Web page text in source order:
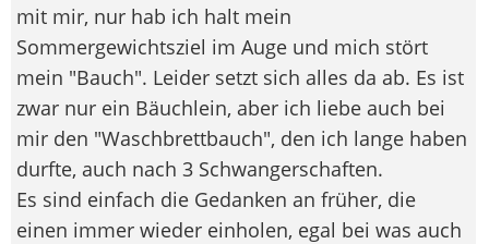
mit mir, nur hab ich halt mein
Sommergewichtsziel im Auge und mich stört
mein "Bauch". Leider setzt sich alles da ab. Es ist
zwar nur ein Bäuchlein, aber ich liebe auch bei
mir den "Waschbrettbauch", den ich lange haben
durfte, auch nach 3 Schwangerschaften.
Es sind einfach die Gedanken an früher, die
einen immer wieder einholen, egal bei was auch